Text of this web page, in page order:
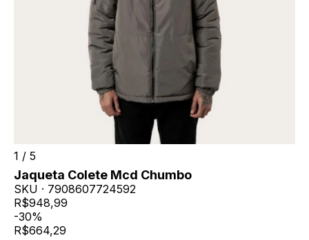
1 / 5
Jaqueta Colete Mcd Chumbo
SKU · 7908607724592
R$948,99
-30%
R$664,29